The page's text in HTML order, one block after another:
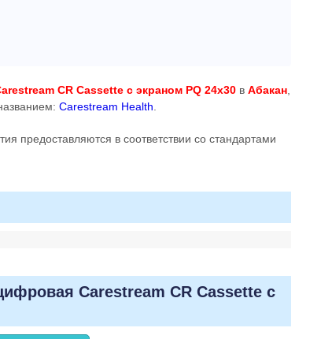
CR Cassette с экраном PQ 24x30 в Абакан
Carestream Health
предоставляются в соответствии со стандартами
Carestream CR Cassette с